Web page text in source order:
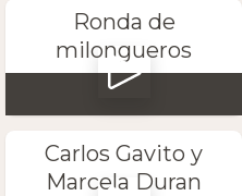
Ronda de
milongueros
Carlos Gavito y
Marcela Duran